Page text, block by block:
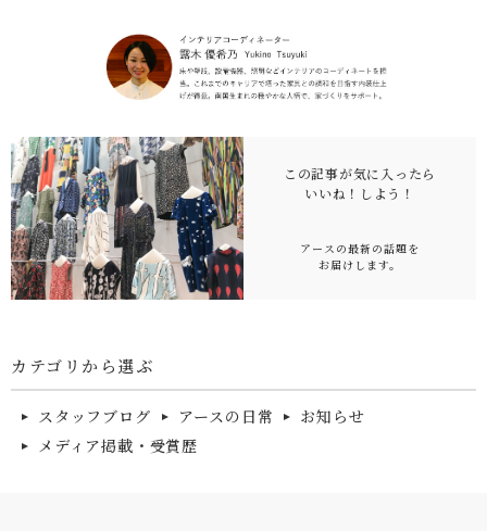
この記事が気に入ったら
いいね！ しよう！
アースの最新の話題を
お届けします。
カテゴリから選ぶ
スタッフブログ アースの日常
お知らせ
メディア掲載・受賞歴